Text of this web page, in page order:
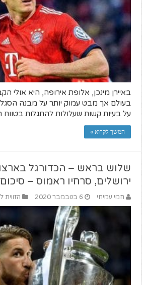
באיירן מינכן, אלופת אירופה, היא אולי
בעולם אך מבט עמוק יותר על מבנה
על בעיות קשות שעלולות להתגלות בטווח
המשך לקרוא »
שלוש בראש – הכדורגל
ירושלים, סרחיו ראמוס –
חמי עמיחי 6 בנובמבר 2020 הזווית